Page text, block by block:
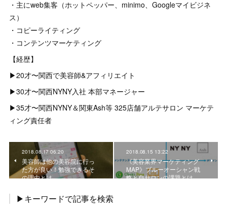
・主にweb集客（ホットペッパー、minimo、Googleマイビジネ
ス）
・コピーライティング
・コンテンツマーケティング
【経歴】
▶︎20才〜関西で美容師&アフィリエイト
▶︎30才〜関西NYNY入社 本部マネージャー
▶︎35才〜関西NYNY＆関東Ash等 325店舗アルテサロン マーケテ
ィング責任者
2018.08.17 06:20
美容師は他の美容院に行っ
た方が良い！勉強できるそ
の理由とは
2018.08.15 13:22
《美容業界マーケティング
MAP》ブルーオーシャン戦
略と自サロンの課題とは
▶キーワードで記事を検索